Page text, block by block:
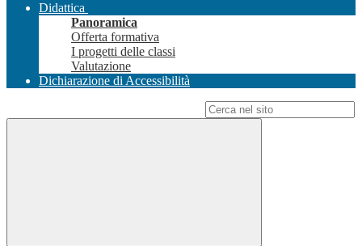
Didattica
Panoramica
Offerta formativa
I progetti delle classi
Valutazione
Dichiarazione di Accessibilità